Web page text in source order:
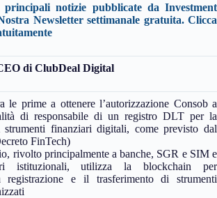
notizie pubblicate da Investment
Newsletter settimanale gratuita. Clicca
di ClubDeal Digital
le prime a ottenere l’autorizzazione Consob a
di responsabile di un registro DLT per la
strumenti finanziari digitali, come previsto dal
FinTech)
rivolto principalmente a banche, SGR e SIM e
istituzionali, utilizza la blockchain per
registrazione e il trasferimento di strumenti